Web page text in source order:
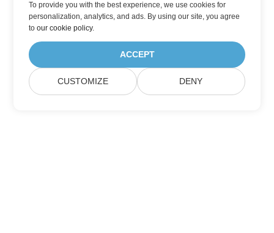
To provide you with the best experience, we use cookies for
personalization, analytics, and ads. By using our site, you agree
toour cookie policy.
ACCEPT
CUSTOMIZE DENY